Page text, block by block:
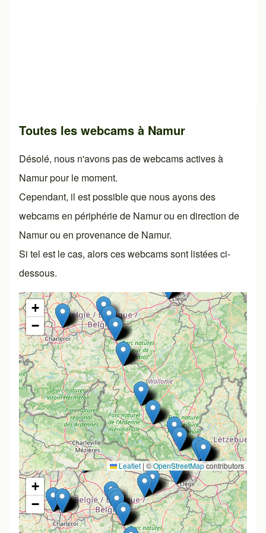
Toutes les webcams à Namur
Désolé, nous n'avons pas de webcams actives à
Namur pour le moment.
Cependant, il est possible que nous ayons des
webcams en périphérie de Namur ou en direction de
Namur ou en provenance de Namur.
Si tel est le cas, alors ces webcams sont listées ci-
dessous.
+
−
Leaflet | ©OpenStreetMapcontributors
+
−